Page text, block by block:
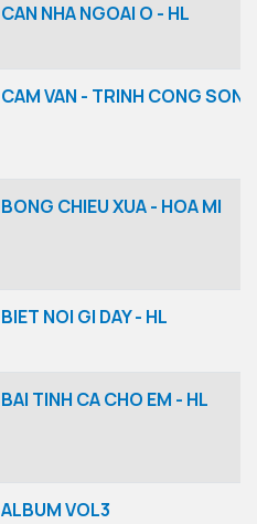
CAN NHA NGOAI O - HL
CAM VAN - TRINH CONG SON
BONG CHIEU XUA - HOA MI
BIET NOI GI DAY - HL
BAI TINH CA CHO EM - HL
ALBUM VOL3